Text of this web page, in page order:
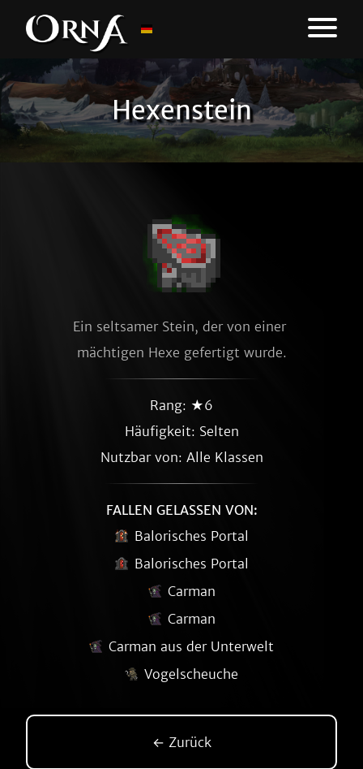
Hexenstein
Ein seltsamer Stein, der von einer
mächtigen Hexe gefertigt wurde.
Rang: ★6
Häufigkeit: Selten
Nutzbar von: Alle Klassen
FALLEN GELASSEN VON:
Balorisches Portal
Balorisches Portal
Carman
Carman
Carman aus der Unterwelt
Vogelscheuche
← Zurück